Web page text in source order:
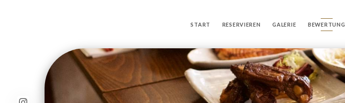
START RESERVIEREN GALERIE BEWERTUNG